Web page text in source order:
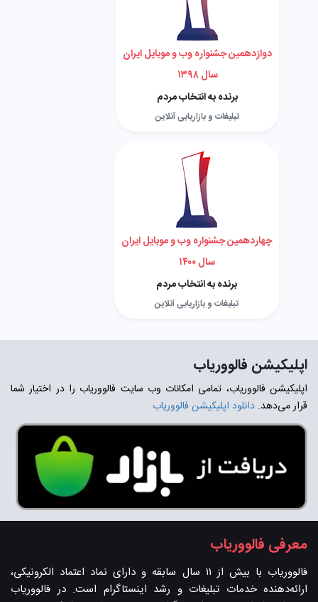
دوازدهمین جشنواره وب و موبایل ایران
سال ۱۳۹۸
برنده به انتخاب مردم
تبلیغات و بازاریابی آنلاین
چهاردهمین جشنواره وب و موبایل ایران
سال ۱۴۰۰
برنده به انتخاب مردم
تبلیغات و بازاریابی آنلاین
اپلیکیشن فالووریاب
اپلیکیشن فالووریاب، تمامی امکانات وب سایت فالووریاب را در اختیار شما
قرار می‌دهد. دانلود اپلیکیشن فالووریاب
معرفی فالووریاب
فالووریاب با بیش از ۱۱ سال سابقه و دارای نماد اعتماد الکرونیکی،
ارائه‌دهنده خدمات تبلیغات و رشد اینستاگرام است. در فالووریاب